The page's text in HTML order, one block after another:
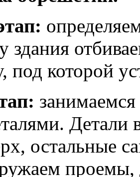
здания
под которой
Детали
остальные
проемы,